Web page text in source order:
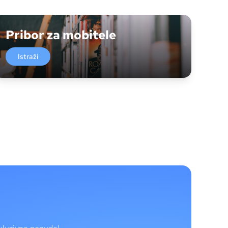
Pribor za mobitele
Istraži